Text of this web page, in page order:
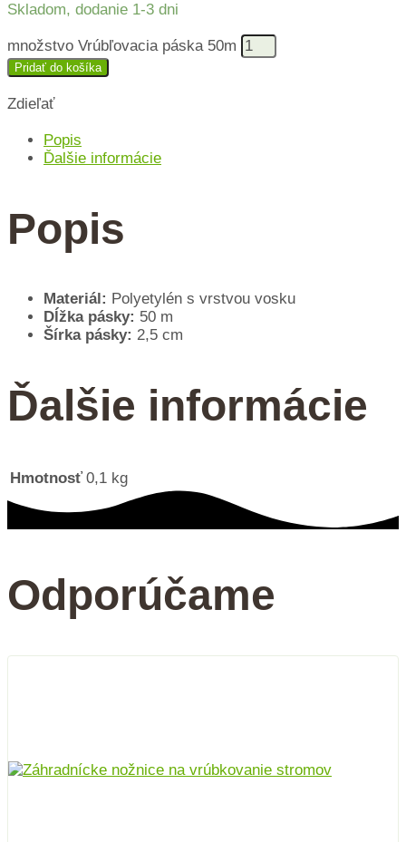
Skladom, dodanie 1-3 dni
množstvo Vrúbľovacia páska 50m
Pridať do košíka
Zdieľať
Popis
Ďalšie informácie
Popis
Materiál: Polyetylén s vrstvou vosku
Dĺžka pásky: 50 m
Šírka pásky: 2,5 cm
Ďalšie informácie
Hmotnosť 0,1 kg
Odporúčame